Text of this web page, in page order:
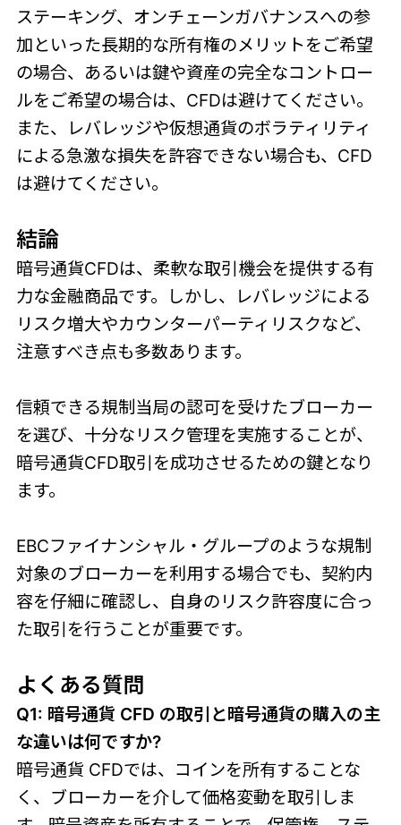
ステーキング、オンチェーンガバナンスへの参
加といった長期的な所有権のメリットをご希望
の場合、あるいは鍵や資産の完全なコントロー
ルをご希望の場合は、CFDは避けてください。
また、レバレッジや仮想通貨のボラティリティ
による急激な損失を許容できない場合も、CFD
は避けてください。
結論
暗号通貨CFDは、柔軟な取引機会を提供する有
力な金融商品です。しかし、レバレッジによる
リスク増大やカウンターパーティリスクなど、
注意すべき点も多数あります。
信頼できる規制当局の認可を受けたブローカー
を選び、十分なリスク管理を実施することが、
暗号通貨CFD取引を成功させるための鍵となり
ます。
EBCファイナンシャル・グループのような規制
対象のブローカーを利用する場合でも、契約内
容を仔細に確認し、自身のリスク許容度に合っ
た取引を行うことが重要です。
よくある質問
Q1: 暗号通貨 CFD の取引と暗号通貨の購入の主
な違いは何ですか?
暗号通貨 CFDでは、コインを所有することな
く、ブローカーを介して価格変動を取引しま